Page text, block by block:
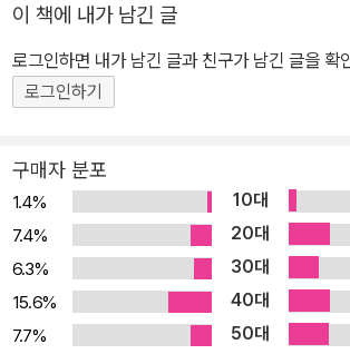
최고의 인기 강의로, 일반인을 위해 모든 물리 분
제공해 1000만 뷰를 달성한 136개의 유튜브 명강
이론(Theoretical Minimum)」을 책으로 번역,
념과 원리, 복잡해 보이는 수식의 핵심을 정확하
써 ‘물리학의 정석(定石)’을 제시한 바 있는 『물
편』의 후속편이다. 《월 스트리트 저널》 ‘최고의
한 「고전 역학 편」의 설명 방식과 기초 논리를
자 세계에만 존재하는 논리들을 덧붙임으로써,
돌하지 않으면서도 완전히 새로운 양자 역학을
이 책에 내가 남긴 글
로그인하면 내가 남긴 글과 친구가 남긴 글을 확
로그인하기
구매자 분포
1.4% 10대
7.4%
20대
6.3%
30대
15.6%
40대
7.7%
50대